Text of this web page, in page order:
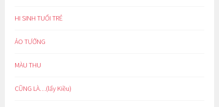
HI SINH TUỔI TRẺ
ẢO TƯỞNG
MÀU THU
CŨNG LÀ…(lẩy Kiều)